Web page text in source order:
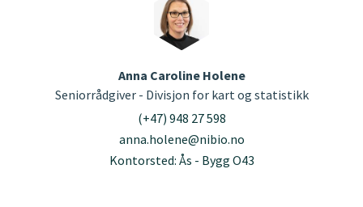
Anna Caroline Holene
Seniorrådgiver - Divisjon for kart og statistikk
(+47) 948 27 598
anna.holene@nibio.no
Kontorsted: Ås - Bygg O43